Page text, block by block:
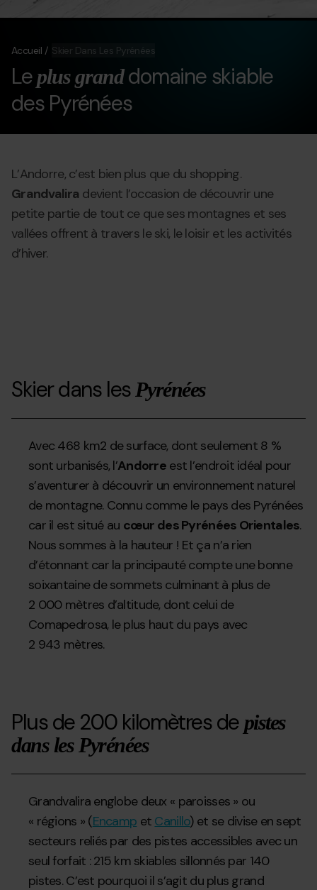
Accueil Skier Dans Les Pyrénées
Leplus granddomaine skiable
des Pyrénées
L’Andorre, c’est bien plus que du shopping.
Grandvalira devient l’occasion de découvrir une
petite partie de tout ce que ses montagnes et ses
vallées offrent à travers le ski, le loisir et les activités
d’hiver.
Skier dans lesPyrénées
Avec 468 km2 de surface, dont seulement 8 %
sont urbanisés, l’Andorre est l’endroit idéal pour
s’aventurer à découvrir un environnement naturel
de montagne. Connu comme le pays des Pyrénées
car il est situé au cœur des Pyrénées Orientales.
Nous sommes à la hauteur ! Et ça n’a rien
d’étonnant car la principauté compte une bonne
soixantaine de sommets culminant à plus de
2 000 mètres d’altitude, dont celui de
Comapedrosa, le plus haut du pays avec
2 943 mètres.
Plus de 200 kilomètres de pistes
dans les Pyrénées
Grandvalira englobe deux « paroisses » ou
« régions » (Encamp et Canillo) et se divise en sept
secteurs reliés par des pistes accessibles avec un
seul forfait : 215 km skiables sillonnés par 140
pistes. C’est pourquoi il s’agit du plus grand